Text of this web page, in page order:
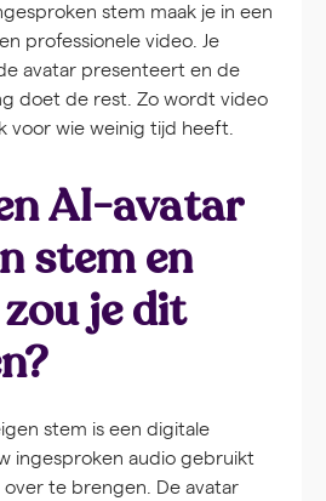
stem maak je in een
professionele video. Je
avatar presenteert en de
doet de rest. Zo wordt video
voor wie weinig tijd heeft.
AI-avatar
stem en
je dit
stem is een digitale
ingesproken audio gebruikt
te brengen. De avatar